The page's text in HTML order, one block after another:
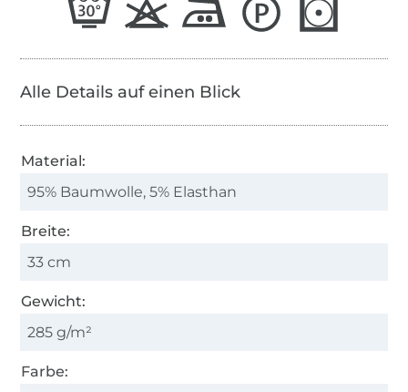
Alle Details auf einen Blick
Material:
95% Baumwolle, 5% Elasthan
Breite:
33 cm
Gewicht:
285 g/m²
Farbe: